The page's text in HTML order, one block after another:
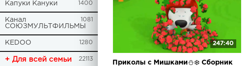
Капуки Кануки 1400
Канал
СОЮЗМУЛЬТФИЛЬМЫ
1081
KEDOO 1280
+ Для всей семьи 22113
247:40
Приколы с Мишками⛄❄️ Сборник